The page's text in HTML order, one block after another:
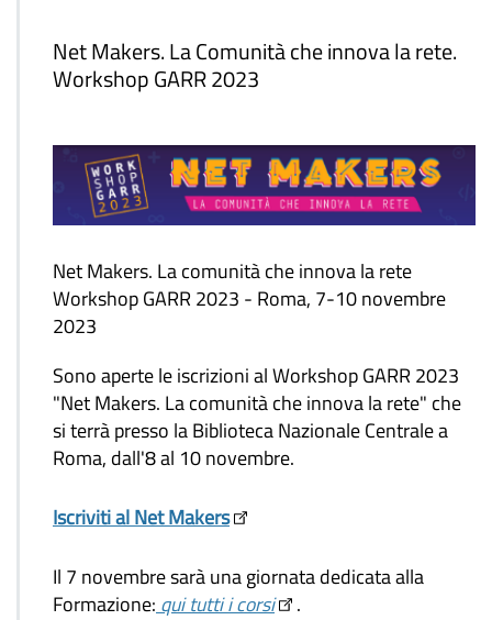
Net Makers. La Comunità che innova la rete.
Workshop GARR 2023
Net Makers. La comunità che innova la rete
Workshop GARR 2023 - Roma, 7-10 novembre
2023
Sono aperte le iscrizioni al Workshop GARR 2023
"Net Makers. La comunità che innova la rete" che
si terrà presso la Biblioteca Nazionale Centrale a
Roma, dall'8 al 10 novembre.
Iscriviti al Net Makers
Il 7 novembre sarà una giornata dedicata alla
Formazione: qui tutti i corsi
.